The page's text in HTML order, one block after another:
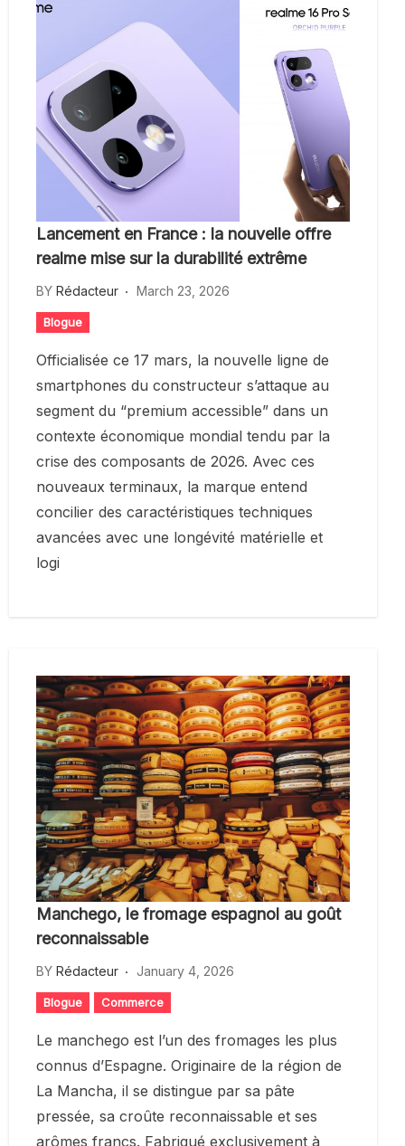
Lancement en France : la nouvelle offre
realme mise sur la durabilité extrême
BY Rédacteur March 23, 2026
Blogue
Officialisée ce 17 mars, la nouvelle ligne de
smartphones du constructeur s’attaque au
segment du “premium accessible” dans un
contexte économique mondial tendu par la
crise des composants de 2026. Avec ces
nouveaux terminaux, la marque entend
concilier des caractéristiques techniques
avancées avec une longévité matérielle et
logi
Manchego, le fromage espagnol au goût
reconnaissable
BY Rédacteur January 4, 2026
Blogue Commerce
Le manchego est l’un des fromages les plus
connus d’Espagne. Originaire de la région de
La Mancha, il se distingue par sa pâte
pressée, sa croûte reconnaissable et ses
arômes francs. Fabriqué exclusivement à